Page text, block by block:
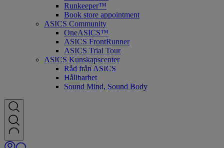
Runkeeper™
Book store appointment
ASICS Community
OneASICS™
ASICS FrontRunner
ASICS Trial Tour
ASICS Kunskapscenter
Råd från ASICS
Hållbarhet
Sound Mind, Sound Body